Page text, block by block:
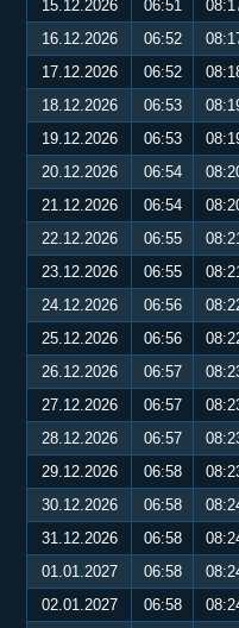
15.12.2026
06:51
16.12.2026
06:52
17.12.2026
06:52
18.12.2026
06:53
19.12.2026
06:53
20.12.2026
06:54
21.12.2026
06:54
22.12.2026
06:55 08:21
23.12.2026
06:55 08:21
24.12.2026
06:56
25.12.2026
06:56
26.12.2026
06:57
27.12.2026
06:57
28.12.2026
06:57
29.12.2026
06:58
30.12.2026
06:58
31.12.2026
06:58
01.01.2027
06:58
02.01.2027
06:58